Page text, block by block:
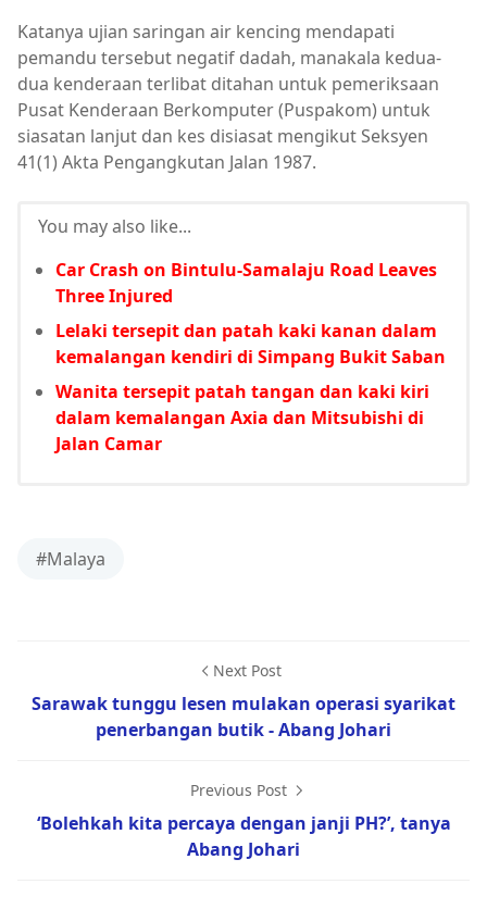
Katanya ujian saringan air kencing mendapati
pemandu tersebut negatif dadah, manakala kedua-
dua kenderaan terlibat ditahan untuk pemeriksaan
Pusat Kenderaan Berkomputer (Puspakom) untuk
siasatan lanjut dan kes disiasat mengikut Seksyen
41(1) Akta Pengangkutan Jalan 1987.
You may also like...
Car Crash on Bintulu-Samalaju Road Leaves
Three Injured
Lelaki tersepit dan patah kaki kanan dalam
kemalangan kendiri di Simpang Bukit Saban
Wanita tersepit patah tangan dan kaki kiri
dalam kemalangan Axia dan Mitsubishi di
Jalan Camar
#Malaya
Next Post
Sarawak tunggu lesen mulakan operasi syarikat
penerbangan butik - Abang Johari
Previous Post
‘Bolehkah kita percaya dengan janji PH?’, tanya
Abang Johari